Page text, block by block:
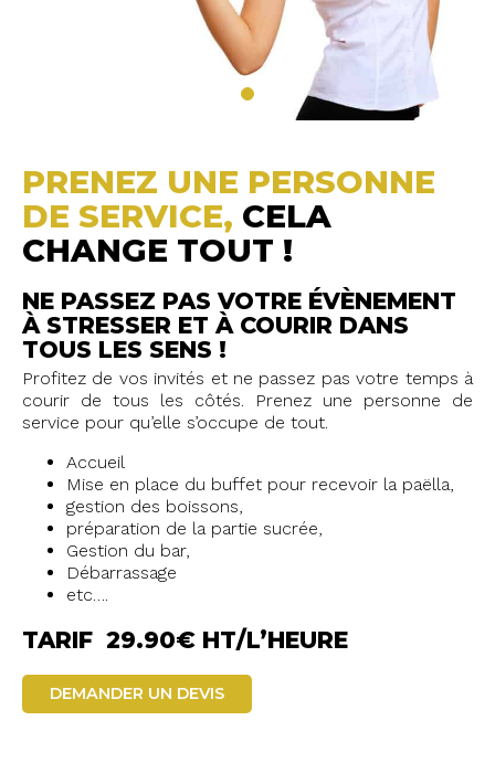
PRENEZ UNE PERSONNE
DE SERVICE, CELA
CHANGE TOUT !
NE PASSEZ PAS VOTRE ÉVÈNEMENT
À STRESSER ET À COURIR DANS
TOUS LES SENS !
Profitez de vos invités et ne passez pas votre temps à
courir de tous les côtés. Prenez une personne de
service pour qu’elle s’occupe de tout.
Accueil
Mise en place du buffet pour recevoir la paëlla,
gestion des boissons,
préparation de la partie sucrée,
Gestion du bar,
Débarrassage
etc….
TARIF 29.90€ HT/L’HEURE
DEMANDER UN DEVIS